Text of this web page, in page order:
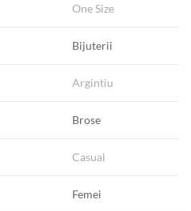
One Size
Bijuterii
Argintiu
Brose
Casual
Femei